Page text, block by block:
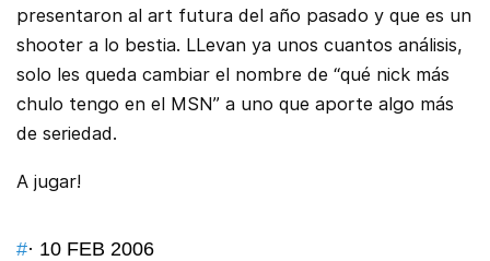
presentaron al art futura del año pasado y que es un
shooter a lo bestia. LLevan ya unos cuantos análisis,
solo les queda cambiar el nombre de “qué nick más
chulo tengo en el MSN” a uno que aporte algo más
de seriedad.
A jugar!
#· 10 FEB 2006